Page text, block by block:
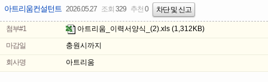
아트리움컨설턴트 2026.05.27 조회 329 추천 0 차단 및 신고
첨부#1 아트리움_이력서양식_(2).xls (1,312KB)
마감일
충원시까지
회사명
아트리움